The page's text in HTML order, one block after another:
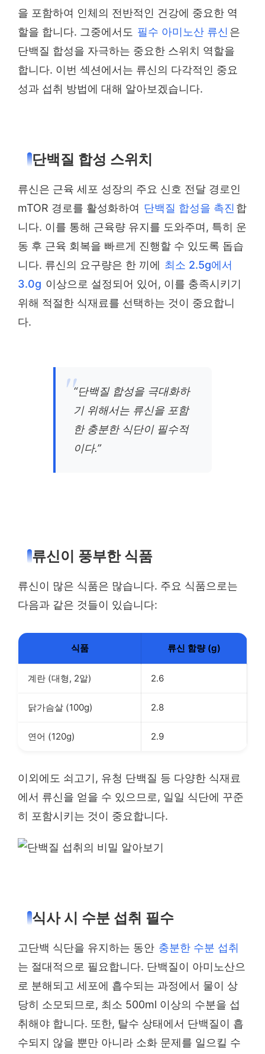
을 포함하여 인체의 전반적인 건강에 중요한 역
할을 합니다. 그중에서도 필수 아미노산 류신 은
단백질 합성을 자극하는 중요한 스위치 역할을
합니다. 이번 섹션에서는 류신의 다각적인 중요
성과 섭취 방법에 대해 알아보겠습니다.
단백질 합성 스위치
류신은 근육 세포 성장의 주요 신호 전달 경로인
mTOR 경로를 활성화하여 단백질 합성을 촉진 합
니다. 이를 통해 근육량 유지를 도와주며, 특히 운
동 후 근육 회복을 빠르게 진행할 수 있도록 돕습
니다. 류신의 요구량은 한 끼에 최소 2.5g에서
3.0g 이상으로 설정되어 있어, 이를 충족시키기
위해 적절한 식재료를 선택하는 것이 중요합니
다.
“단백질 합성을 극대화하
기 위해서는 류신을 포함
한 충분한 식단이 필수적
이다.”
류신이 풍부한 식품
류신이 많은 식품은 많습니다. 주요 식품으로는
다음과 같은 것들이 있습니다:
식품 류신 함량 (g)
계란 (대형, 2알) 2.6
닭가슴살 (100g) 2.8
연어 (120g) 2.9
이외에도 쇠고기, 유청 단백질 등 다양한 식재료
에서 류신을 얻을 수 있으므로, 일일 식단에 꾸준
히 포함시키는 것이 중요합니다.
식사 시 수분 섭취 필수
고단백 식단을 유지하는 동안 충분한 수분 섭취
는 절대적으로 필요합니다. 단백질이 아미노산으
로 분해되고 세포에 흡수되는 과정에서 물이 상
당히 소모되므로, 최소 500ml 이상의 수분을 섭
취해야 합니다. 또한, 탈수 상태에서 단백질이 흡
수되지 않을 뿐만 아니라 소화 문제를 일으킬 수